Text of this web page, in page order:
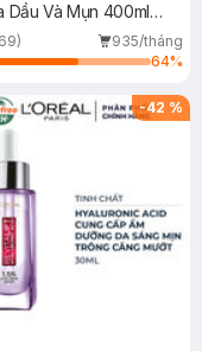
Dầu Và Mụn 400ml
935/tháng
64%
-42 %